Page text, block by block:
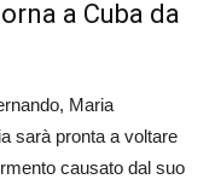
a Cuba da
Maria
sarà pronta a voltare
causato dal suo